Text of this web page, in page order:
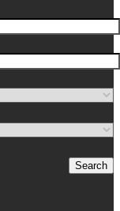
Search